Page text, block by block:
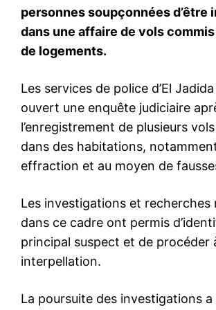
S'ABONNER MAINTENANT
Insight Publications
À propos
Nous contacter
Formules d’abonnement